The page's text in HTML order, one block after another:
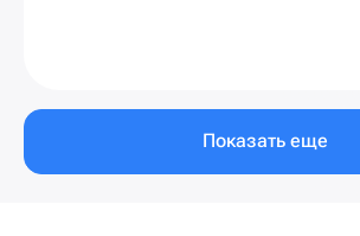
Показать еще